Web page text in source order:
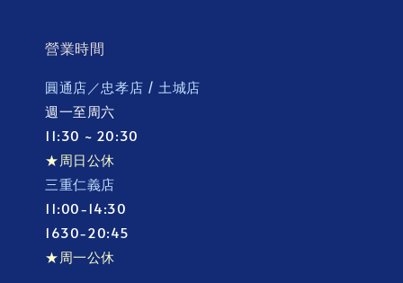
營業時間
圓通店／忠孝店 / 土城店
週一至周六
11:30 ~ 20:30
★周日公休
三重仁義店
11:00-14:30
1630-20:45
★周一公休